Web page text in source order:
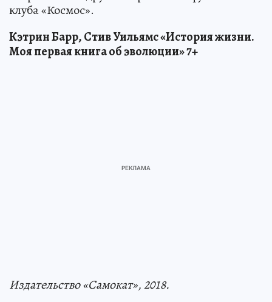
клуба «Космос».
Кэтрин Барр, Стив Уильямс «История жизни.
Моя первая книга об эволюции» 7+
Издательство «Самокат», 2018.